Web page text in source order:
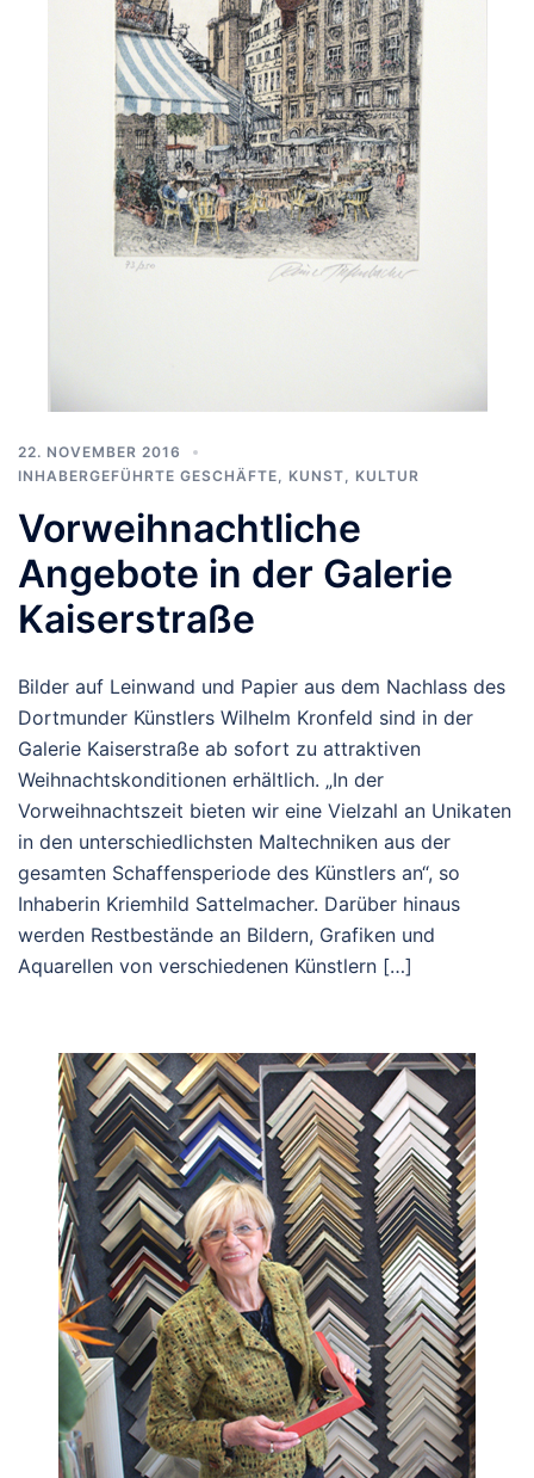
22. NOVEMBER 2016
INHABERGEFÜHRTE GESCHÄFTE
KUNST, KULTUR
Vorweihnachtliche
Angebote in der Galerie
Kaiserstraße
Bilder auf Leinwand und Papier aus dem Nachlass des
Dortmunder Künstlers Wilhelm Kronfeld sind in der
Galerie Kaiserstraße ab sofort zu attraktiven
Weihnachtskonditionen erhältlich. „In der
Vorweihnachtszeit bieten wir eine Vielzahl an Unikaten
in den unterschiedlichsten Maltechniken aus der
gesamten Schaffensperiode des Künstlers an“, so
Inhaberin Kriemhild Sattelmacher. Darüber hinaus
werden Restbestände an Bildern, Grafiken und
Aquarellen von verschiedenen Künstlern […]